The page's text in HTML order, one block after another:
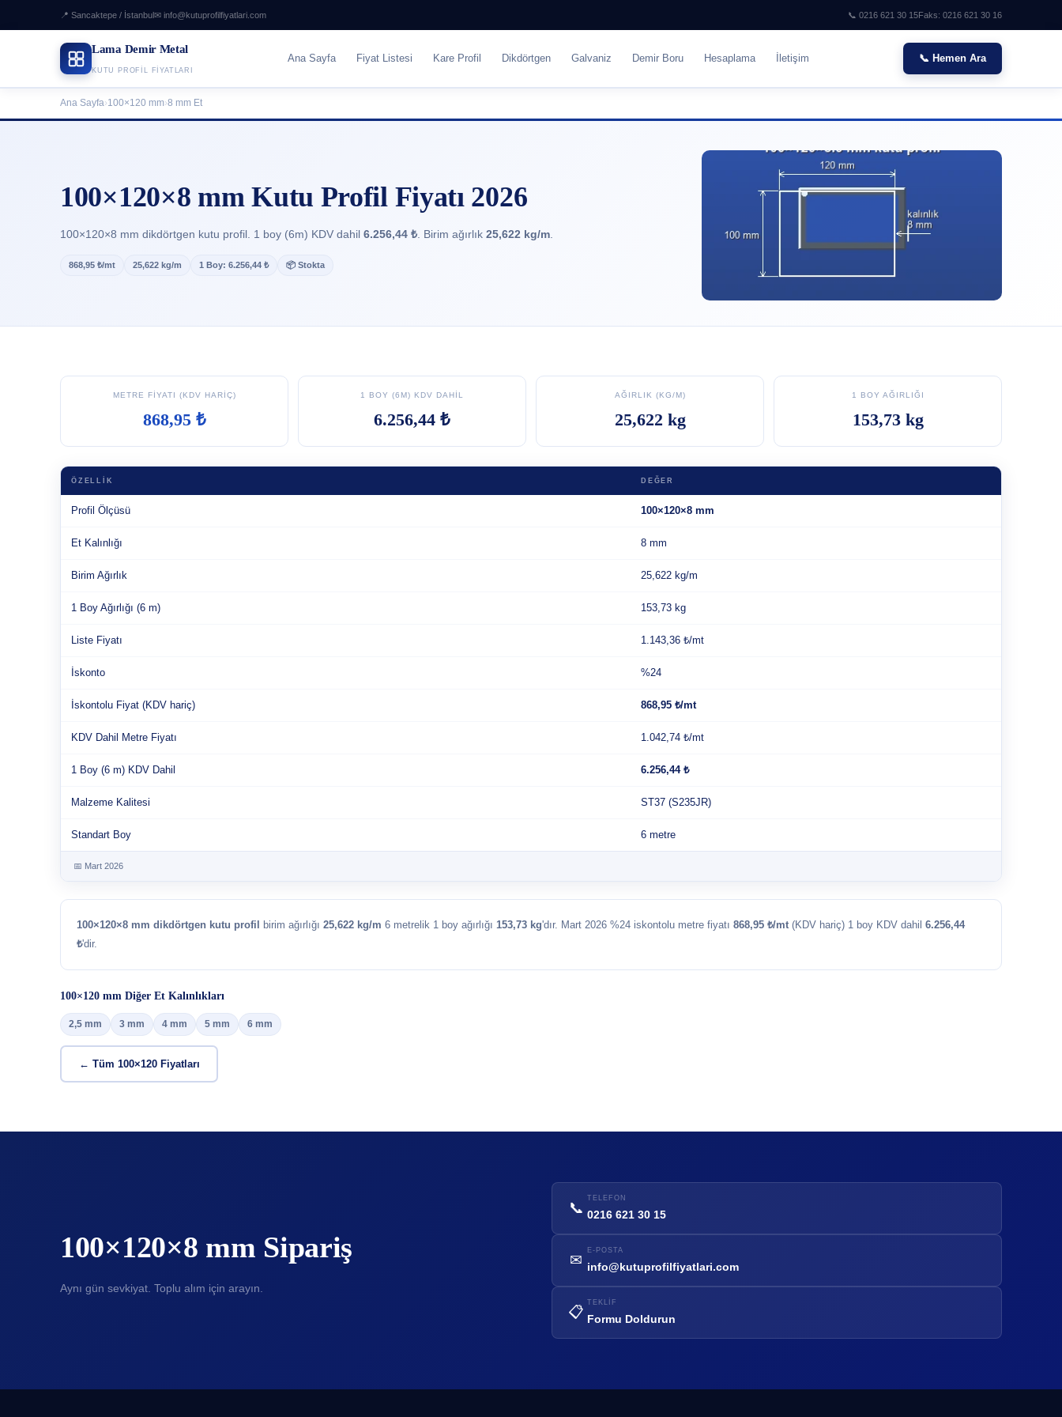
📍 Sancaktepe / İstanbul✉ info@kutuprofilfiyatlari.com 📞 0216 621 30 15Faks: 0216 621 30 16
Lama Demir Metal
KUTU PROFIL FIYATLARI
Ana Sayfa Fiyat Listesi Kare Profil Dikdörtgen Galvaniz Demir Boru Hesaplama İletişim 📞 Hemen Ara
Ana Sayfa›100×120 mm›8 mm Et
100×120×8 mm Kutu Profil Fiyatı 2026
100×120×8 mm dikdörtgen kutu profil. 1 boy (6m) KDV dahil 6.256,44 ₺ . Birim ağırlık 25,622 kg/m
868,95 ₺/mt 25,622 kg/m 1 Boy: 6.256,44 ₺ 📦 Stokta
METRE FIYATI (KDV HARIÇ)
868,95 ₺
1 BOY (6M) KDV DAHIL
6.256,44 ₺
AĞIRLIK (KG/M)
25,622 kg
1 BOY AĞIRLIĞI
153,73 kg
ÖZELLIK DEĞER
Profil Ölçüsü 100×120×8 mm
Et Kalınlığı 8 mm
Birim Ağırlık 25,622 kg/m
1 Boy Ağırlığı (6 m) 153,73 kg
Liste Fiyatı 1.143,36 ₺/mt
İskonto %24
İskontolu Fiyat (KDV hariç) 868,95 ₺/mt
KDV Dahil Metre Fiyatı 1.042,74 ₺/mt
1 Boy (6 m) KDV Dahil 6.256,44 ₺
Malzeme Kalitesi ST37 (S235JR)
Standart Boy 6 metre
📅 Mart 2026
100×120×8 mm dikdörtgen kutu profil birim ağırlığı 25,622 kg/m 6 metrelik 1 boy ağırlığı 153,73 kg'dır. Mart 2026 %24 iskontolu metre fiyatı 868,95 ₺/mt (KDV hariç) 1 boy KDV dahil 6.256,44
₺'dir.
100×120 mm Diğer Et Kalınlıkları
2,5 mm 3 mm 4 mm 5 mm 6 mm
← Tüm 100×120 Fiyatları
100×120×8 mm Sipariş
Aynı gün sevkiyat. Toplu alım için arayın.
📞
TELEFON
0216 621 30 15
✉
E-POSTA
info@kutuprofilfiyatlari.com
📋
TEKLIF
Formu Doldurun